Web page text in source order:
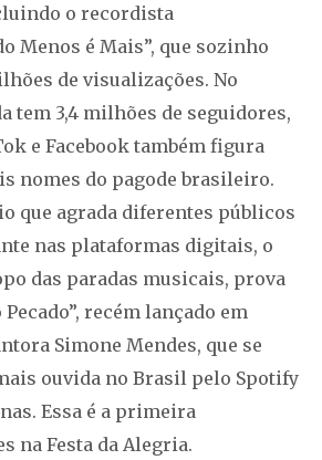
o recordista
Menos é Mais”, que sozinho
de visualizações. No
tem 3,4 milhões de seguidores,
e Facebook também figura
nomes do pagode brasileiro.
que agrada diferentes públicos
nas plataformas digitais, o
das paradas musicais, prova
recém lançado em
Simone Mendes, que se
ouvida no Brasil pelo Spotify
Essa é a primeira
na Festa da Alegria.